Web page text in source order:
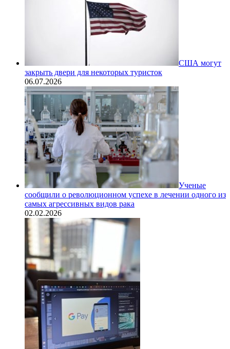
США могут
закрыть двери для некоторых туристок
06.07.2026
Ученые
сообщили о революционном успехе в лечении одного из
самых агрессивных видов рака
02.02.2026